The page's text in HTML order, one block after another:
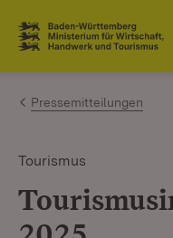
Zum Inhalt
Link zur Startseite
Pressemitteilungen
Tourismus